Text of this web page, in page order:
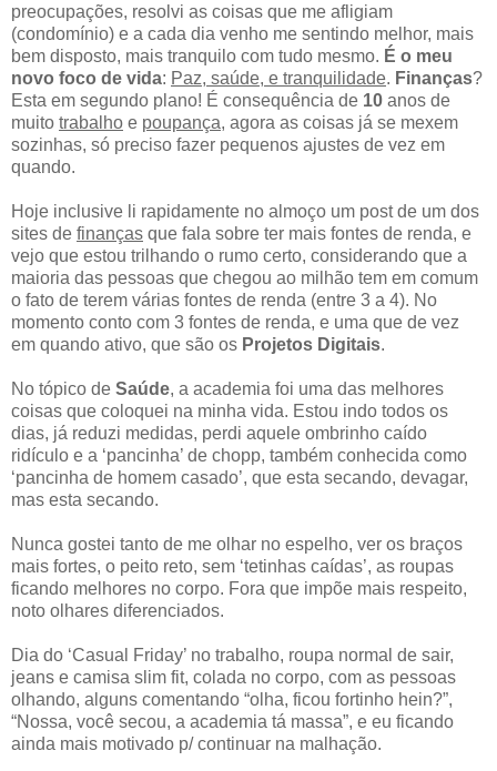
preocupações, resolvi as coisas que me afligiam
(condomínio) e a cada dia venho me sentindo melhor, mais
bem disposto, mais tranquilo com tudo mesmo. É o meu
novo foco de vida: Paz, saúde, e tranquilidade. Finanças?
Esta em segundo plano! É consequência de 10 anos de
muito trabalho e poupança, agora as coisas já se mexem
sozinhas, só preciso fazer pequenos ajustes de vez em
quando.
Hoje inclusive li rapidamente no almoço um post de um dos
sites de finanças que fala sobre ter mais fontes de renda, e
vejo que estou trilhando o rumo certo, considerando que a
maioria das pessoas que chegou ao milhão tem em comum
o fato de terem várias fontes de renda (entre 3 a 4). No
momento conto com 3 fontes de renda, e uma que de vez
em quando ativo, que são os Projetos Digitais.
No tópico de Saúde, a academia foi uma das melhores
coisas que coloquei na minha vida. Estou indo todos os
dias, já reduzi medidas, perdi aquele ombrinho caído
ridículo e a ‘pancinha’ de chopp, também conhecida como
‘pancinha de homem casado’, que esta secando, devagar,
mas esta secando.
Nunca gostei tanto de me olhar no espelho, ver os braços
mais fortes, o peito reto, sem ‘tetinhas caídas’, as roupas
ficando melhores no corpo. Fora que impõe mais respeito,
noto olhares diferenciados.
Dia do ‘Casual Friday’ no trabalho, roupa normal de sair,
jeans e camisa slim fit, colada no corpo, com as pessoas
olhando, alguns comentando “olha, ficou fortinho hein?”,
“Nossa, você secou, a academia tá massa”, e eu ficando
ainda mais motivado p/ continuar na malhação.